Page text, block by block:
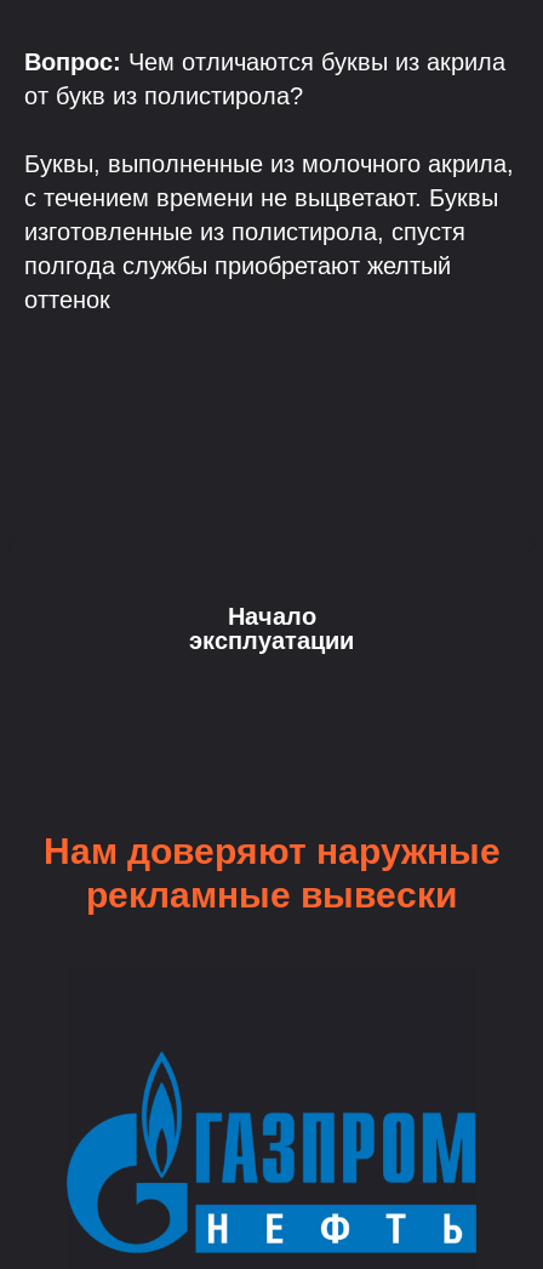
Вопрос: Чем отличаются буквы из акрила
от букв из полистирола?
Буквы, выполненные из молочного акрила,
с течением времени не выцветают. Буквы
изготовленные из полистирола, спустя
полгода службы приобретают желтый
оттенок
Начало
эксплуатации
Нам доверяют наружные
рекламные вывески